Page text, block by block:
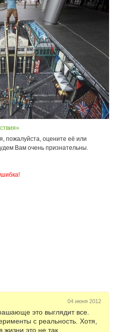
пожалуйста, оцените её или
Вам очень признательны.
04 июня 2012
это выглядит все.
с реальность. Хотя,
жизни это не так